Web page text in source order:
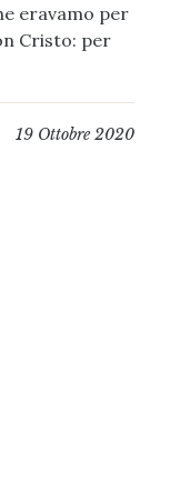
eravamo per
Cristo: per
19 Ottobre 2020